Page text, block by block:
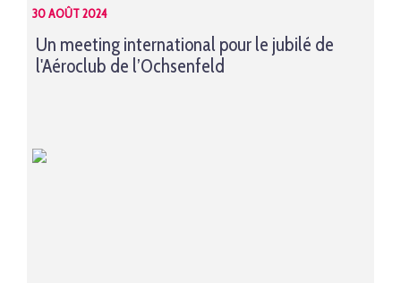
30 AOÛT 2024
Un meeting international pour le jubilé de
l'Aéroclub de l’Ochsenfeld